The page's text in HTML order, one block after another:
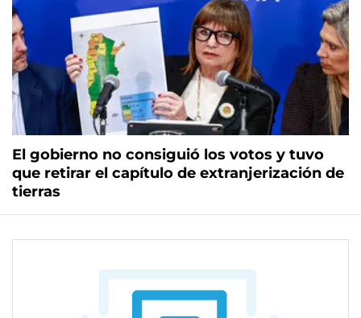
El gobierno no consiguió los votos y tuvo
que retirar el capítulo de extranjerización de
tierras